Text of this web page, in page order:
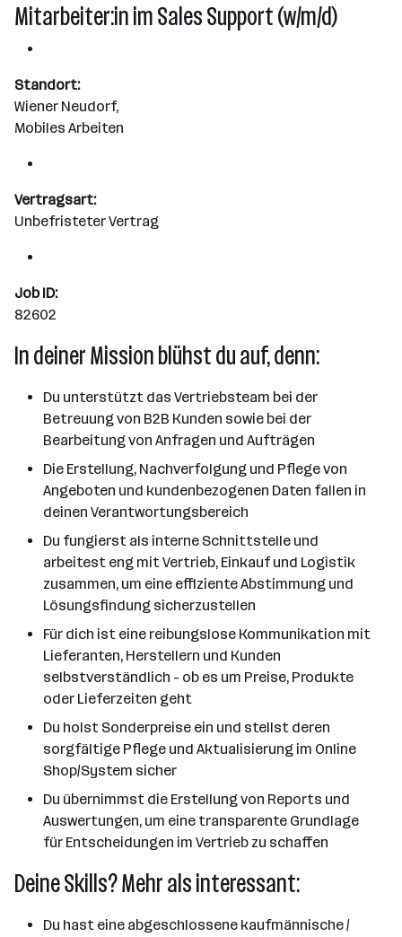
101 - 500 Mitarbeiter*innen
Mitarbeiter:in im Sales Support (w/m/d)
Standort:
Wiener Neudorf,
Mobiles Arbeiten
Vertragsart:
Unbefristeter Vertrag
Job ID:
82602
In deiner Mission blühst du auf, denn:
Du unterstützt das Vertriebsteam bei der
Betreuung von B2B Kunden sowie bei der
Bearbeitung von Anfragen und Aufträgen
Die Erstellung, Nachverfolgung und Pflege von
Angeboten und kundenbezogenen Daten fallen in
deinen Verantwortungsbereich
Du fungierst als interne Schnittstelle und
arbeitest eng mit Vertrieb, Einkauf und Logistik
zusammen, um eine effiziente Abstimmung und
Lösungsfindung sicherzustellen
Für dich ist eine reibungslose Kommunikation mit
Lieferanten, Herstellern und Kunden
selbstverständlich - ob es um Preise, Produkte
oder Lieferzeiten geht
Du holst Sonderpreise ein und stellst deren
sorgfältige Pflege und Aktualisierung im Online
Shop/System sicher
Du übernimmst die Erstellung von Reports und
Auswertungen, um eine transparente Grundlage
für Entscheidungen im Vertrieb zu schaffen
Deine Skills? Mehr als interessant:
Du hast eine abgeschlossene kaufmännische /